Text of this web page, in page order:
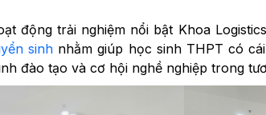
động trải nghiệm nổi bật Khoa
sinh nhằm giúp học sinh THPT có
đào tạo và cơ hội nghề nghiệp trong